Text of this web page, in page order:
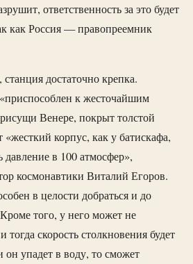
ответственность за это будет
как Россия — правопреемник
достаточно крепка.
к жесточайшим
Венере, покрыт толстой
корпус, как у батискафа,
в 100 атмосфер»,
космонавтики Виталий Егоров.
в целости добраться и до
того, у него может не
скорость столкновения будет
он упадет в воду, то сможет